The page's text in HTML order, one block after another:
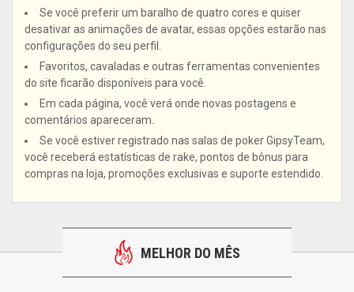
Se você preferir um baralho de quatro cores e quiser
desativar as animações de avatar, essas opções estarão nas
configurações do seu perfil.
Favoritos, cavaladas e outras ferramentas convenientes
do site ficarão disponíveis para você.
Em cada página, você verá onde novas postagens e
comentários apareceram.
Se você estiver registrado nas salas de poker GipsyTeam,
você receberá estatísticas de rake, pontos de bônus para
compras na loja, promoções exclusivas e suporte estendido.
MELHOR DO MÊS